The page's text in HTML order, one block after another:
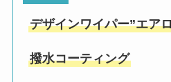
デザインワイパー”エア
撥水コーティング